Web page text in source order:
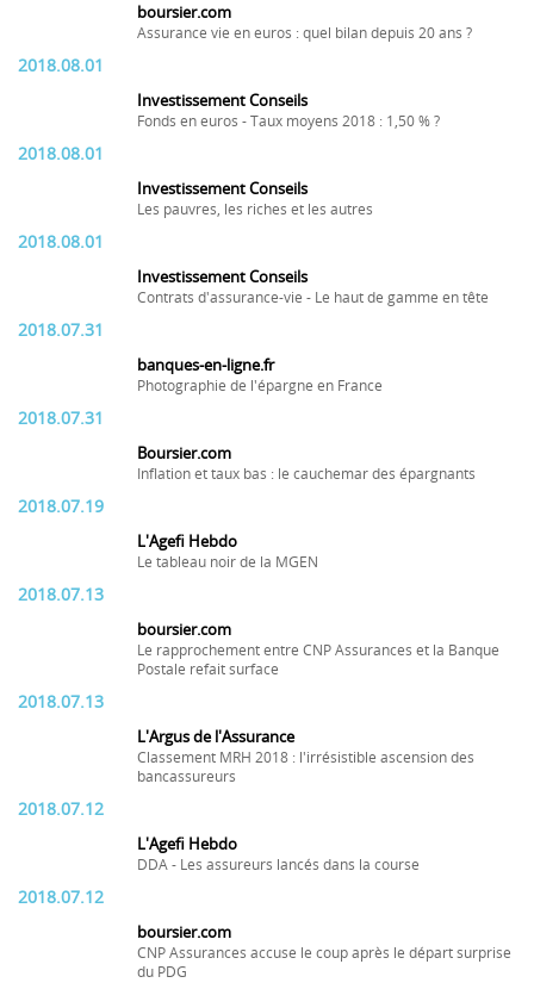
boursier.com
Assurance vie en euros : quel bilan depuis 20 ans ?
2018.08.01
Investissement Conseils
Fonds en euros - Taux moyens 2018 : 1,50 % ?
2018.08.01
Investissement Conseils
Les pauvres, les riches et les autres
2018.08.01
Investissement Conseils
Contrats d'assurance-vie - Le haut de gamme en tête
2018.07.31
banques-en-ligne.fr
Photographie de l'épargne en France
2018.07.31
Boursier.com
Inflation et taux bas : le cauchemar des épargnants
2018.07.19
L'Agefi Hebdo
Le tableau noir de la MGEN
2018.07.13
boursier.com
Le rapprochement entre CNP Assurances et la Banque
Postale refait surface
2018.07.13
L'Argus de l'Assurance
Classement MRH 2018 : l'irrésistible ascension des
bancassureurs
2018.07.12
L'Agefi Hebdo
DDA - Les assureurs lancés dans la course
2018.07.12
boursier.com
CNP Assurances accuse le coup après le départ surprise
du PDG